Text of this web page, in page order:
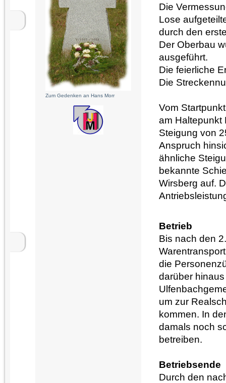
Zum Gedenken an Hans Morr
Die
Lose
durch den
Der Oberbau
ausgeführt.
Die feierliche
Die
Vom
am Haltepunkt
Steigung von
Anspruch
ähnliche
bekannte
Wirsberg auf.
Betrieb
Bis nach den
die
darüber
um zur
kommen. In
damals noch
betreiben.
Betriebsende
Durch den